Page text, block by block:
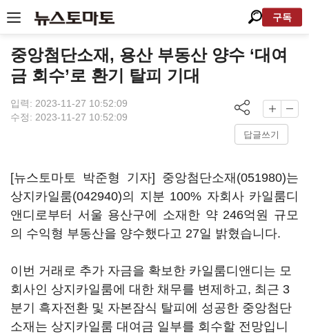
구독
중앙첨단소재, 용산 부동산 양수 ‘대여
금 회수’로 환기 탈피 기대
입력: 2023-11-27 10:52:09
수정: 2023-11-27 10:52:09
답글쓰기
[뉴스토마토 박준형 기자] 중앙첨단소재(051980)는
상지카일룸(042940)의 지분 100% 자회사 카일룸디
앤디로부터 서울 용산구에 소재한 약 246억원 규모
의 수익형 부동산을 양수했다고 27일 밝혔습니다.
이번 거래로 추가 자금을 확보한 카일룸디앤디는 모
회사인 상지카일룸에 대한 채무를 변제하고, 최근 3
분기 흑자전환 및 자본잠식 탈피에 성공한 중앙첨단
소재는 상지카일룸 대여금 일부를 회수할 전망입니